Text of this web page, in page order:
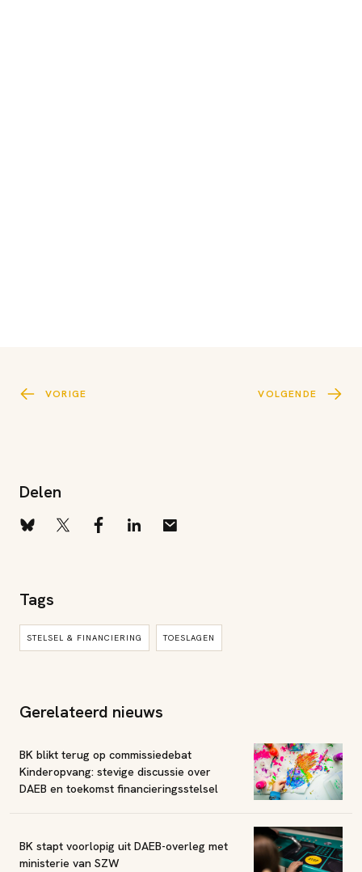
VORIGE VOLGENDE
Delen
Tags
STELSEL & FINANCIERING TOESLAGEN
Gerelateerd nieuws
BK blikt terug op commissiedebat
Kinderopvang: stevige discussie over
DAEB en toekomst financieringsstelsel
BK stapt voorlopig uit DAEB-overleg met
ministerie van SZW